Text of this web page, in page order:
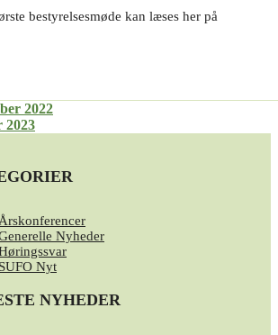
bestyrelsesmøde kan læses her på
2022
2023
Årskonferencer
Nyheder
SUFO Nyt
NYHEDER